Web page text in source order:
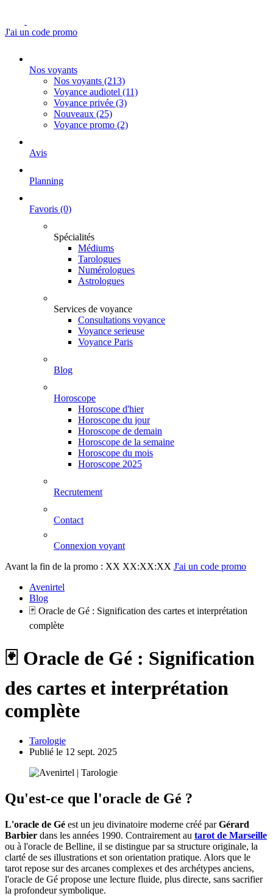
J'ai un code promo
Nos voyants
Nos voyants (213)
Voyance audiotel (11)
Voyance privée (3)
Nouveaux (25)
Voyance promo (2)
Avis
Planning
Favoris (0)
Spécialités
Médiums
Tarologues
Numérologues
Astrologues
Services de voyance
Consultations voyance
Voyance serieuse
Voyance Paris
Blog
Horoscope
Horoscope d'hier
Horoscope du jour
Horoscope de demain
Horoscope de la semaine
Horoscope du mois
Horoscope 2025
Recrutement
Contact
Connexion voyant
Avant la fin de la promo : XX XX:XX:XX J'ai un code promo
Avenirtel
Blog
🃏 Oracle de Gé : Signification des cartes et interprétation
complète
🃏 Oracle de Gé : Signification
des cartes et interprétation
complète
Tarologie
Publié le 12 sept. 2025
Qu'est-ce que l'oracle de Gé ?
L'oracle de Gé est un jeu divinatoire moderne créé parGérard
Barbier dans les années 1990. Contrairement au tarot de Marseille
ou à l'oracle de Belline, il se distingue par sa structure originale, la
clarté de ses illustrations et son orientation pratique. Alors que le
tarot repose sur des arcanes complexes et des archétypes anciens,
l'oracle de Gé propose une lecture fluide, plus directe, sans sacrifier
la profondeur symbolique.